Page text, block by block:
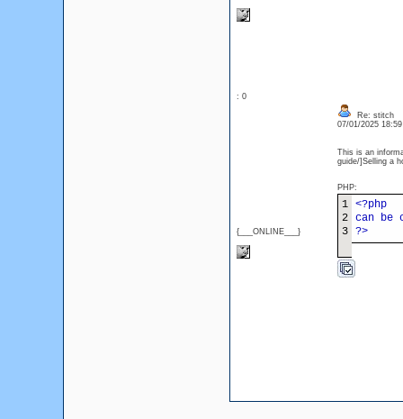
: 0
{___ONLINE___}
Re: stitch
07/01/2025
This is an
guide/]Selling a
PHP:
1
2
3
<?php
can be
?>